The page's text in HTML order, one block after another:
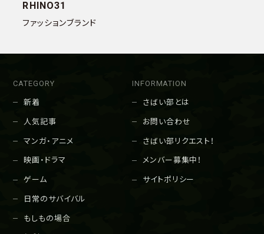
RHINO31
ファッションブランド
CATEGORY
新着
人気記事
マンガ・アニメ
映画・ドラマ
ゲーム
日常のサバイバル
もしもの場合
INFORMATION
さばい部とは
お問い合わせ
さばい部リクエスト！
メンバー募集中！
サイトポリシー